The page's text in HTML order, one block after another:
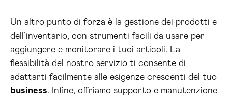
Un altro punto di forza è la gestione dei prodotti e
dell’inventario, con strumenti facili da usare per
aggiungere e monitorare i tuoi articoli. La
flessibilità del nostro servizio ti consente di
adattarti facilmente alle esigenze crescenti del tuo
business. Infine, offriamo supporto e manutenzione